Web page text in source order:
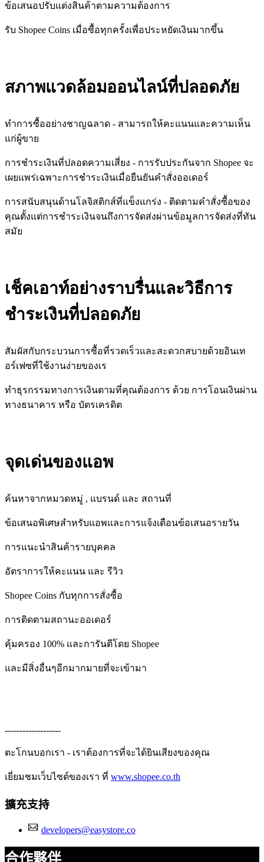
ข้อเสนอปรับแต่งสินค้าตามความต้องการ
รับ Shopee Coins เมื่อซื้อทุกครั้งเพื่อประหยัดเงินมากขึ้น
สภาพแวดล้อมออนไลน์ที่ปลอดภัย
ทำการซื้ออย่างชาญฉลาด - สามารถให้คะแนนและความเห็น
แก่ผู้ขาย
การชำระเงินที่ปลอดความเสี่ยง - การรับประกันจาก Shopee จะ
เผยแพร่เฉพาะการชำระเงินเมื่อยืนยันคำสั่งออเดอร์
การสนับสนุนด้านโลจิสติกส์ที่แข็งแกร่ง - ติดตามคำสั่งซื้อของ
คุณตั้งแต่การชำระเงินจนถึงการจัดส่งผ่านข้อมูลการจัดส่งที่ทัน
สมัย
เช็คเอาท์อย่างราบรื่นและวิธีการ
ชำระเงินที่ปลอดภัย
สัมผัสกับกระบวนการซื้อที่รวดเร็วและสะดวกสบายด้วยอินเท
อร์เฟซที่ใช้งานง่ายของเร
ทำธุรกรรมทางการเงินตามที่คุณต้องการ ด้วย การโอนเงินผ่าน
ทางธนาคาร หรือ บัตรเครดิต
จุดเด่นของแอพ
ค้นหาจากหมวดหมู่ , แบรนด์ และ สถานที่
ข้อเสนอพิเศษสำหรับแอพและการแจ้งเตือนข้อเสนอรายวัน
การแนะนำสินค้ารายบุคคล
อัตราการให้คะแนน และ รีวิว
Shopee Coins กับทุกการสั่งซื้อ
การติดตามสถานะออเดอร์
คุ้มครอง 100% และการันตีโดย Shopee
และมีสิ่งอื่นๆอีกมากมายที่จะเข้ามา
-------------------
ตะโกนบอกเรา - เราต้องการที่จะได้ยินเสียงของคุณ
เยี่ยมชมเว็บไซต์ของเรา ที่ www.shopee.co.th
擴充支持
developers@easystore.co
合作夥伴